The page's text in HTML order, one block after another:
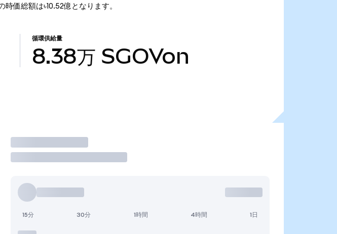
価総額は৳10.52億となります。
循環供給量
8.38万 SGOVon
取引
15分 30分 1時間 4時間 1日